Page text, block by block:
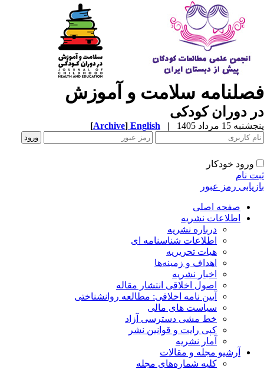
سلامت و آموزش
دوران کودکی
15 مرداد 1405 |
English
[Archive]
ورود خودکار
نام
رمز عبور
صفحه اصلی
اطلاعات نشریه
درباره نشریه
اطلاعات شناسنامه ای
هیات تحریریه
اهداف و زمینه‌ها
اخبار نشریه
اصول اخلاقی انتشار مقاله
آیین نامه اخلاقی: مطالعه روانشناختی
سیاست های مالی
خط مشی دسترسی آزاد
کپی رایت و قوانین نشر
آمار نشریه
آرشیو مجله و مقالات
کلیه شماره‌های مجله